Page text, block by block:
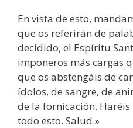
En vista de esto,
que os referirán de
decidido, el Espíritu
imponeros más cargas
que os abstengáis de
ídolos, de sangre, de
de la fornicación.
todo esto. Salud.»